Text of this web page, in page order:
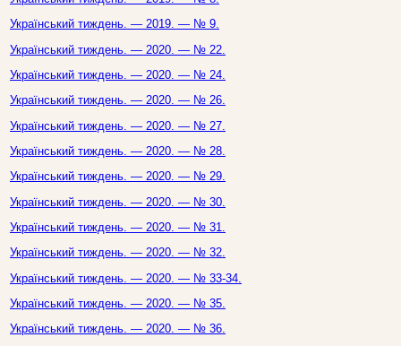
Український тиждень. — 2019. — № 9.
Український тиждень. — 2020. — № 22.
Український тиждень. — 2020. — № 24.
Український тиждень. — 2020. — № 26.
Український тиждень. — 2020. — № 27.
Український тиждень. — 2020. — № 28.
Український тиждень. — 2020. — № 29.
Український тиждень. — 2020. — № 30.
Український тиждень. — 2020. — № 31.
Український тиждень. — 2020. — № 32.
Український тиждень. — 2020. — № 33-34.
Український тиждень. — 2020. — № 35.
Український тиждень. — 2020. — № 36.